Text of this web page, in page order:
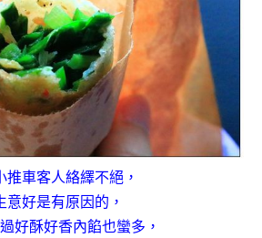
推車客人絡繹不絕，
意好是有原因的，
好酥好香內餡也蠻多，